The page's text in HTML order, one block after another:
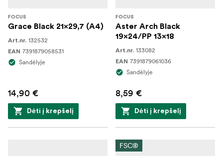
FOCUS
Grace Black 21x29,7 (A4)
Art.nr. 132532
EAN 7391879058531
Sandėlyje
14,90 €
Dėti į krepšelį
FOCUS
Aster Arch Black
19x24/PP 13x18
Art.nr. 133082
EAN 7391879061036
Sandėlyje
8,59 €
Dėti į krepšelį
FSC®